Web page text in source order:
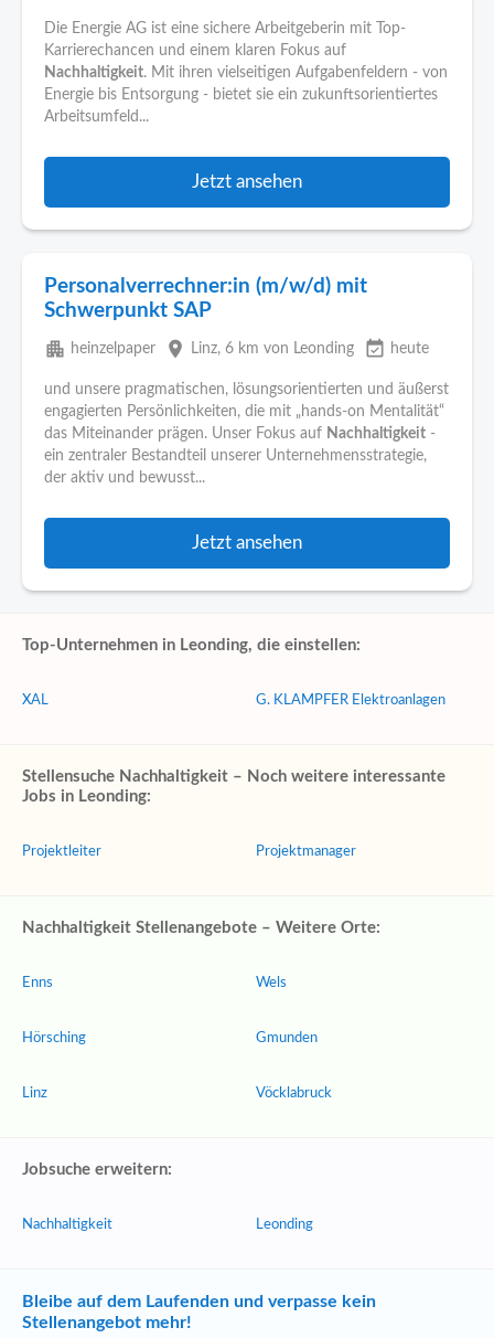
Die Energie AG ist eine sichere Arbeitgeberin mit Top-
Karrierechancen und einem klaren Fokus auf
Nachhaltigkeit. Mit ihren vielseitigen Aufgabenfeldern - von
Energie bis Entsorgung - bietet sie ein zukunftsorientiertes
Arbeitsumfeld...
Jetzt ansehen
Personalverrechner:in (m/w/d) mit
Schwerpunkt SAP
apartment heinzelpaper place Linz, 6 km von Leonding event_available heute
und unsere pragmatischen, lösungsorientierten und äußerst
engagierten Persönlichkeiten, die mit „hands-on Mentalität“
das Miteinander prägen. Unser Fokus auf Nachhaltigkeit -
ein zentraler Bestandteil unserer Unternehmensstrategie,
der aktiv und bewusst...
Jetzt ansehen
Top-Unternehmen in Leonding, die einstellen:
XAL G. KLAMPFER Elektroanlagen
Stellensuche Nachhaltigkeit – Noch weitere interessante
Jobs in Leonding:
Projektleiter Projektmanager
Nachhaltigkeit Stellenangebote – Weitere Orte:
Enns
Hörsching
Linz
Wels
Gmunden
Vöcklabruck
Jobsuche erweitern:
Nachhaltigkeit Leonding
Bleibe auf dem Laufenden und verpasse kein
Stellenangebot mehr!